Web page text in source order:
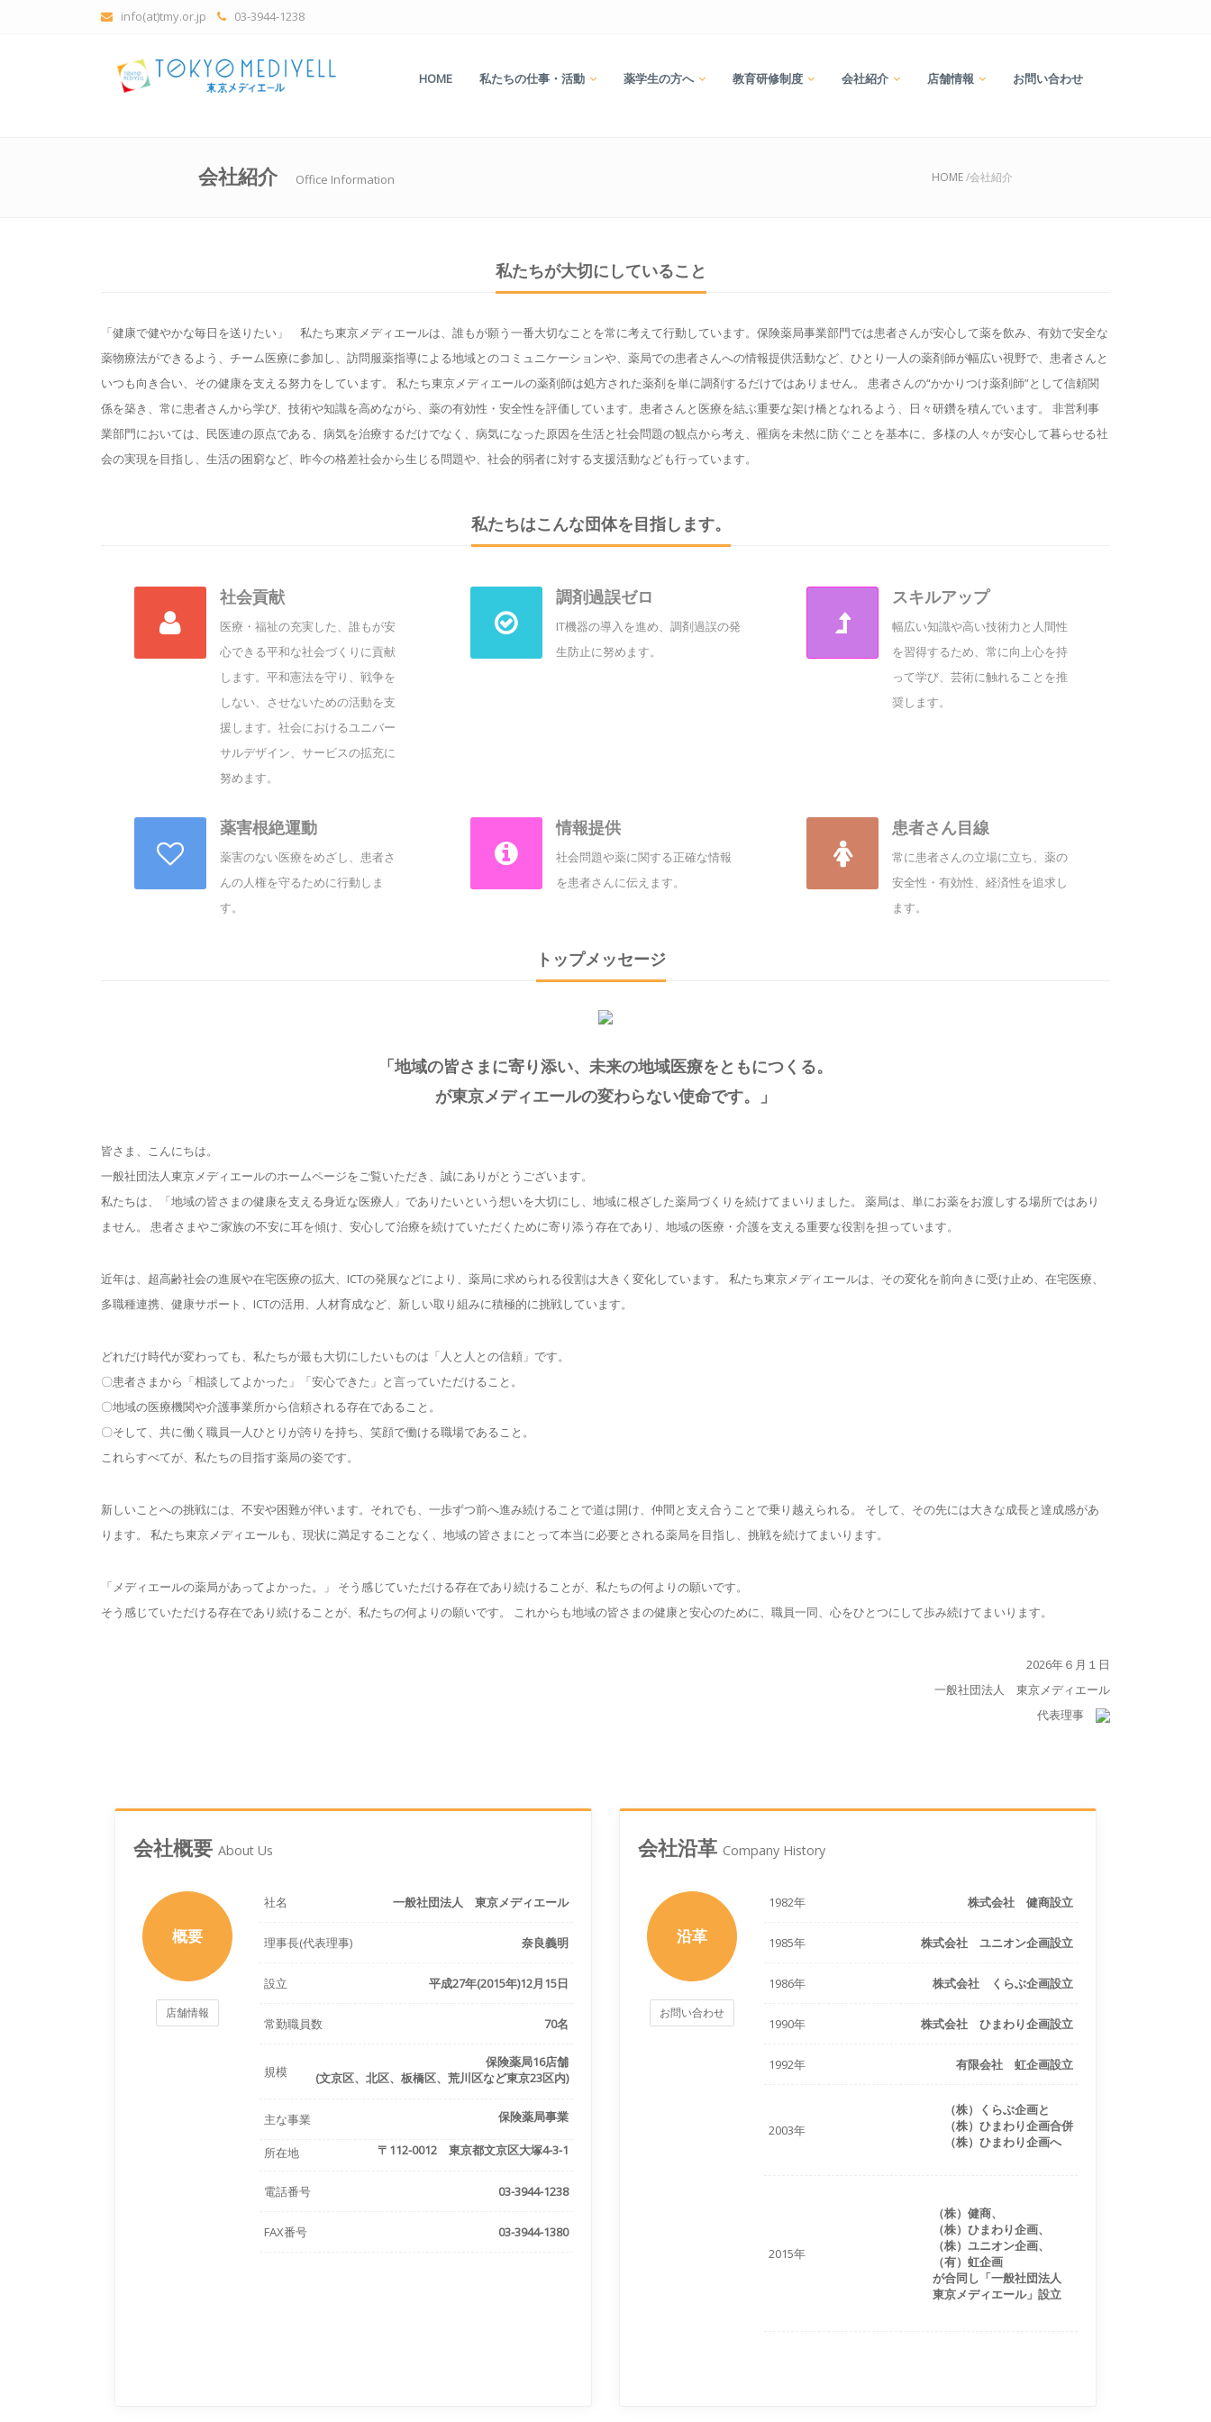
info(at)tmy.or.jp 03-3944-1238
HOME 私たちの仕事・活動 薬学生の方へ 教育研修制度 会社紹介 店舗情報 お問い合わせ
会社紹介 Office Information HOME/会社紹介
私たちが大切にしていること
「健康で健やかな毎日を送りたい」 私たち東京メディエールは、誰もが願う一番大切なことを常に考えて行動しています。保険薬局事業部門では患者さんが安心して薬を飲み、有効で安全な
薬物療法ができるよう、チーム医療に参加し、訪問服薬指導による地域とのコミュニケーションや、薬局での患者さんへの情報提供活動など、ひとり一人の薬剤師が幅広い視野で、患者さんと
いつも向き合い、その健康を支える努力をしています。 私たち東京メディエールの薬剤師は処方された薬剤を単に調剤するだけではありません。 患者さんの“かかりつけ薬剤師”として信頼関
係を築き、常に患者さんから学び、技術や知識を高めながら、薬の有効性・安全性を評価しています。患者さんと医療を結ぶ重要な架け橋となれるよう、日々研鑽を積んでいます。 非営利事
業部門においては、民医連の原点である、病気を治療するだけでなく、病気になった原因を生活と社会問題の観点から考え、罹病を未然に防ぐことを基本に、多様の人々が安心して暮らせる社
会の実現を目指し、生活の困窮など、昨今の格差社会から生じる問題や、社会的弱者に対する支援活動なども行っています。
私たちはこんな団体を目指します。
社会貢献
医療・福祉の充実した、誰もが安
心できる平和な社会づくりに貢献
します。平和憲法を守り、戦争を
しない、させないための活動を支
援します。社会におけるユニバー
サルデザイン、サービスの拡充に
努めます。
調剤過誤ゼロ
IT機器の導入を進め、調剤過誤の発
生防止に努めます。
スキルアップ
幅広い知識や高い技術力と人間性
を習得するため、常に向上心を持
って学び、芸術に触れることを推
奨します。
薬害根絶運動
薬害のない医療をめざし、患者さ
んの人権を守るために行動しま
す。
情報提供
社会問題や薬に関する正確な情報
を患者さんに伝えます。
患者さん目線
常に患者さんの立場に立ち、薬の
安全性・有効性、経済性を追求し
ます。
トップメッセージ
「地域の皆さまに寄り添い、未来の地域医療をともにつくる。
が東京メディエールの変わらない使命です。」
皆さま、こんにちは。
一般社団法人東京メディエールのホームページをご覧いただき、誠にありがとうございます。
私たちは、「地域の皆さまの健康を支える身近な医療人」でありたいという想いを大切にし、地域に根ざした薬局づくりを続けてまいりました。 薬局は、単にお薬をお渡しする場所ではあり
ません。 患者さまやご家族の不安に耳を傾け、安心して治療を続けていただくために寄り添う存在であり、地域の医療・介護を支える重要な役割を担っています。
近年は、超高齢社会の進展や在宅医療の拡大、ICTの発展などにより、薬局に求められる役割は大きく変化しています。 私たち東京メディエールは、その変化を前向きに受け止め、在宅医療、
多職種連携、健康サポート、ICTの活用、人材育成など、新しい取り組みに積極的に挑戦しています。
どれだけ時代が変わっても、私たちが最も大切にしたいものは「人と人との信頼」です。
〇患者さまから「相談してよかった」「安心できた」と言っていただけること。
〇地域の医療機関や介護事業所から信頼される存在であること。
〇そして、共に働く職員一人ひとりが誇りを持ち、笑顔で働ける職場であること。
これらすべてが、私たちの目指す薬局の姿です。
新しいことへの挑戦には、不安や困難が伴います。それでも、一歩ずつ前へ進み続けることで道は開け、仲間と支え合うことで乗り越えられる。 そして、その先には大きな成長と達成感があ
ります。 私たち東京メディエールも、現状に満足することなく、地域の皆さまにとって本当に必要とされる薬局を目指し、挑戦を続けてまいります。
「メディエールの薬局があってよかった。」 そう感じていただける存在であり続けることが、私たちの何よりの願いです。
そう感じていただける存在であり続けることが、私たちの何よりの願いです。 これからも地域の皆さまの健康と安心のために、職員一同、心をひとつにして歩み続けてまいります。
2026年６月１日
一般社団法人 東京メディエール
代表理事
会社概要 About Us
概要
店舗情報
社名 一般社団法人 東京メディエール
理事長(代表理事) 奈良義明
設立 平成27年(2015年)12月15日
常勤職員数 70名
規模
保険薬局16店舗
(文京区、北区、板橋区、荒川区など東京23区内)
主な事業 保険薬局事業
所在地 〒112-0012 東京都文京区大塚4-3-1
電話番号 03-3944-1238
FAX番号 03-3944-1380
会社沿革 Company History
沿革
お問い合わせ
1982年 株式会社 健商設立
1985年 株式会社 ユニオン企画設立
1986年 株式会社 くらぶ企画設立
1990年 株式会社 ひまわり企画設立
1992年 有限会社 虹企画設立
2003年
（株）くらぶ企画と
（株）ひまわり企画合併
（株）ひまわり企画へ
2015年
（株）健商、
（株）ひまわり企画、
（株）ユニオン企画、
（有）虹企画
が合同し「一般社団法人
東京メディエール」設立